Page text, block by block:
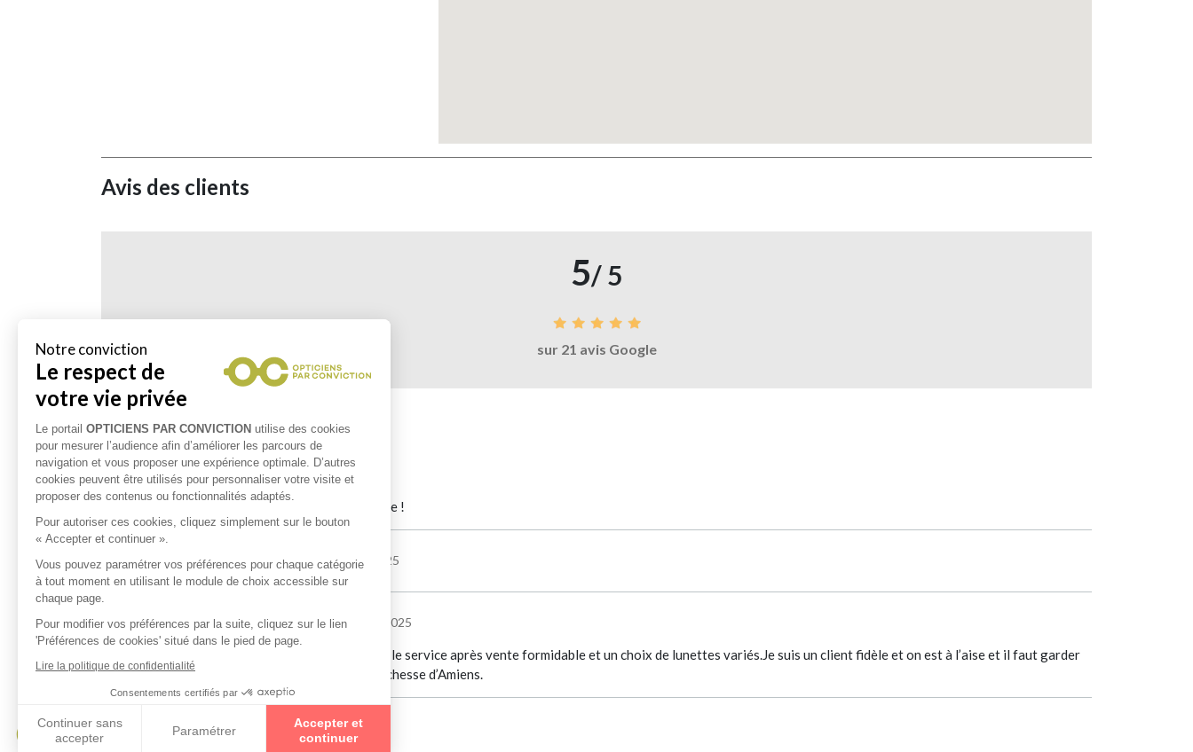
Avis des clients
5/ 5
sur 21 avis Google
Les 5 derniers avis déposés :
B.B le 08/07/2026
Accueil et service au top, une institution amienoise !
Thibault Marchand le 04/07/2025
Pierre-Louis Pelletier le 01/07/2025
Le meilleur opticien d’Amiens.L’accueil du client et le service après vente formidable et un choix de lunettes variés.Je suis un client fidèle et on est à l’aise et il faut garder
ses vrais commerçants traditionnels qui font la richesse d’Amiens.
Lorraine Darras le 11/01/2025